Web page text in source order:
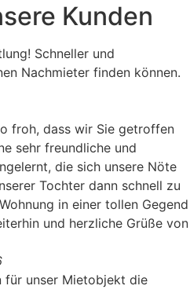
Kunden
Schneller und
Nachmieter finden können.
froh, dass wir Sie getroffen
sehr freundliche und
die sich unsere Nöte
Tochter dann schnell zu
in einer tollen Gegend
und herzliche Grüße von
für unser Mietobjekt die